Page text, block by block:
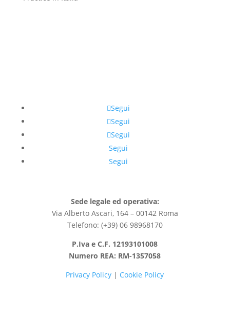
Segui
Segui
Segui
Segui
Segui
Sede legale ed operativa:
Via Alberto Ascari, 164 – 00142 Roma
Telefono: (+39) 06 98968170
P.Iva e C.F. 12193101008
Numero REA: RM-1357058
Privacy Policy | Cookie Policy